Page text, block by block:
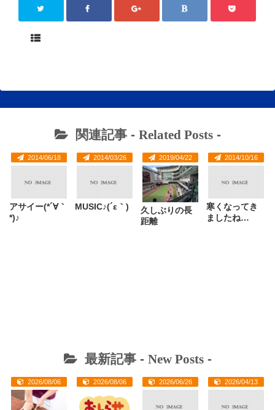
関連記事 - Related Posts-
2014/06/18
アサイー(*´∀｀
*)♪
2014/03/26
MUSIC♪(´ε｀)
2019/04/22
久しぶりの長
距離
2014/10/16
寒くなってき
ましたね…
最新記事 - New Posts-
2026/08/06 2026/08/06 2026/06/26 2026/04/13